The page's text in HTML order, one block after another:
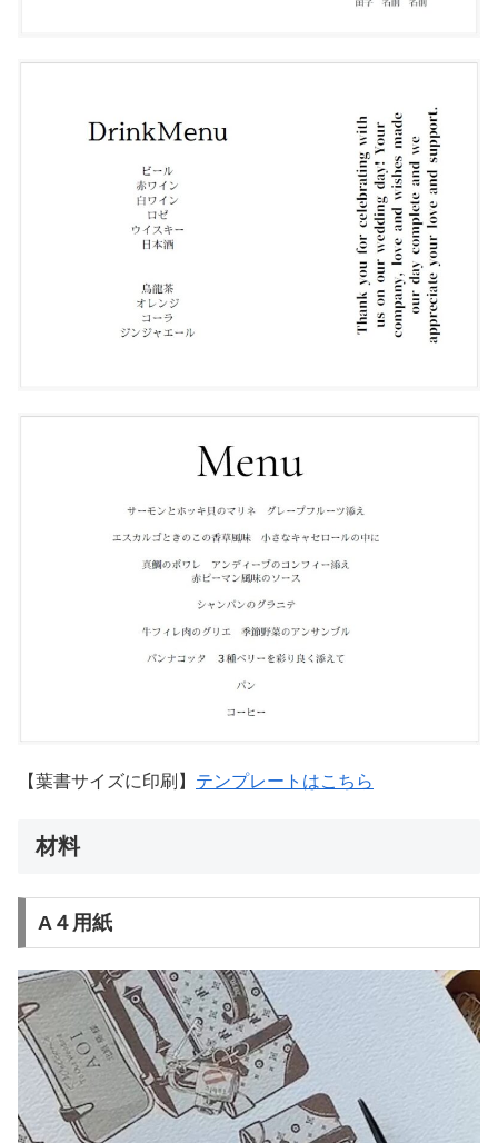
【葉書サイズに印刷】 テンプレートはこちら
材料
A４用紙